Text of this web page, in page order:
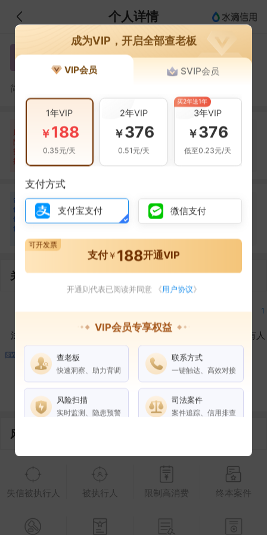
个人详情
施 施小英
简介：
风
险
扫
描
自身风险
暂无风险
关联风险 999+条
法院公告(21条)
提示信息
当前企业(0条)
合
作
伙
伴
许 许武欢
合作1次
关联企业
2
法定代表人
3
对外投资
3
在外任职
1
作为受益所有人
1
控制企业
1
风险信息
失信被执行人 被执行人 限制高消费 终本案件
成为VIP，开启全部查老板
VIP会员 SVIP会员
1年VIP
￥188
0.35元/天
2年VIP
￥376
0.51元/天
3年VIP
￥376
低至0.23元/天
买2年送1年
支付方式
支付宝支付 微信支付
支付￥ 188开通VIP
可开发票
开通则代表已阅读并同意 《用户协议》
VIP会员专享权益
查老板
快速洞察、助力背调
联系方式
一键触达、高效对接
风险扫描
实时监测、隐患预警
司法案件
案件追踪、信用排查
权益说明 VIP会员 SVIP会员
企业全部电话